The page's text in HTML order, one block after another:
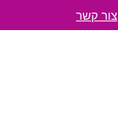
צור קשר